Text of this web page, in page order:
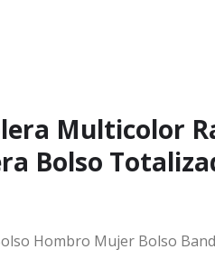
Multicolor
Bolso
Hombro Mujer Bolso